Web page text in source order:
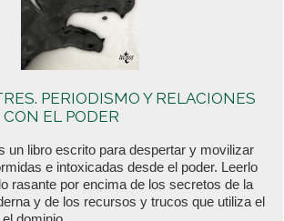
PERIODISMO Y RELACIONES
EL PODER
un libro escrito para despertar y movilizar
e intoxicadas desde el poder. Leerlo
rasante por encima de los secretos de la
y de los recursos y trucos que utiliza el